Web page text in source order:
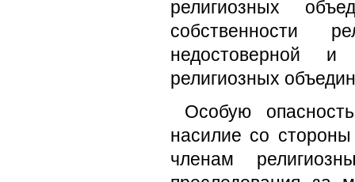
религиозных
собственности
недостоверной
религиозных
Особую
насилие со
членам